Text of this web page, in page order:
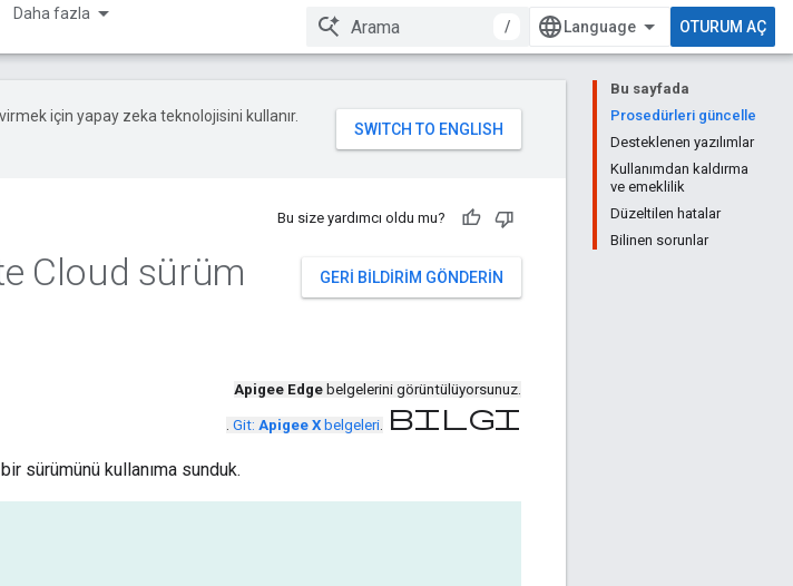
Daha fazla
/ OTURUM AÇ
Bu sayfada
Prosedürleri güncelle
Desteklenen yazılımlar
Kullanımdan kaldırma
ve emeklilik
Düzeltilen hatalar
Bilinen sorunlar
için yapay zeka teknolojisini kullanır.
Bu size yardımcı oldu mu?
GERI BILDIRIM GÖNDERIN
Cloud sürüm
Apigee Edge belgelerini görüntülüyorsunuz.
. Git: Apigee X belgeleri. bilgi
sürümünü kullanıma sunduk.